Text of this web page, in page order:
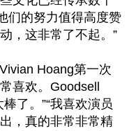
们的努力值得高度赞
，这非常了不起。”
Hoang第一次
喜欢。Goodsell
了。”“我喜欢演员
，真的非常非常精